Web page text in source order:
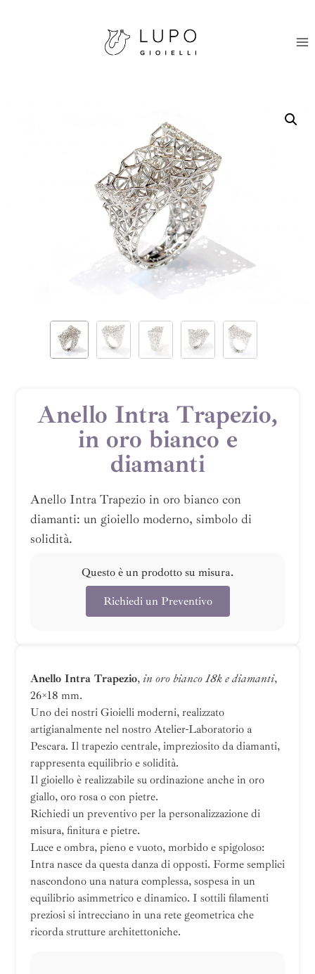
Anello Intra Trapezio,
in oro bianco e
diamanti
Anello Intra Trapezio in oro bianco con
diamanti: un gioiello moderno, simbolo di
solidità.
Questo è un prodotto su misura.
Richiedi un Preventivo
Anello Intra Trapezio, in oro bianco 18k e diamanti,
26×18 mm.
Uno dei nostri Gioielli moderni, realizzato
artigianalmente nel nostro Atelier-Laboratorio a
Pescara. Il trapezio centrale, impreziosito da diamanti,
rappresenta equilibrio e solidità.
Il gioiello è realizzabile su ordinazione anche in oro
giallo, oro rosa o con pietre.
Richiedi un preventivo per la personalizzazione di
misura, finitura e pietre.
Luce e ombra, pieno e vuoto, morbido e spigoloso:
Intra nasce da questa danza di opposti. Forme semplici
nascondono una natura complessa, sospesa in un
equilibrio asimmetrico e dinamico. I sottili filamenti
preziosi si intrecciano in una rete geometrica che
ricorda strutture architettoniche.